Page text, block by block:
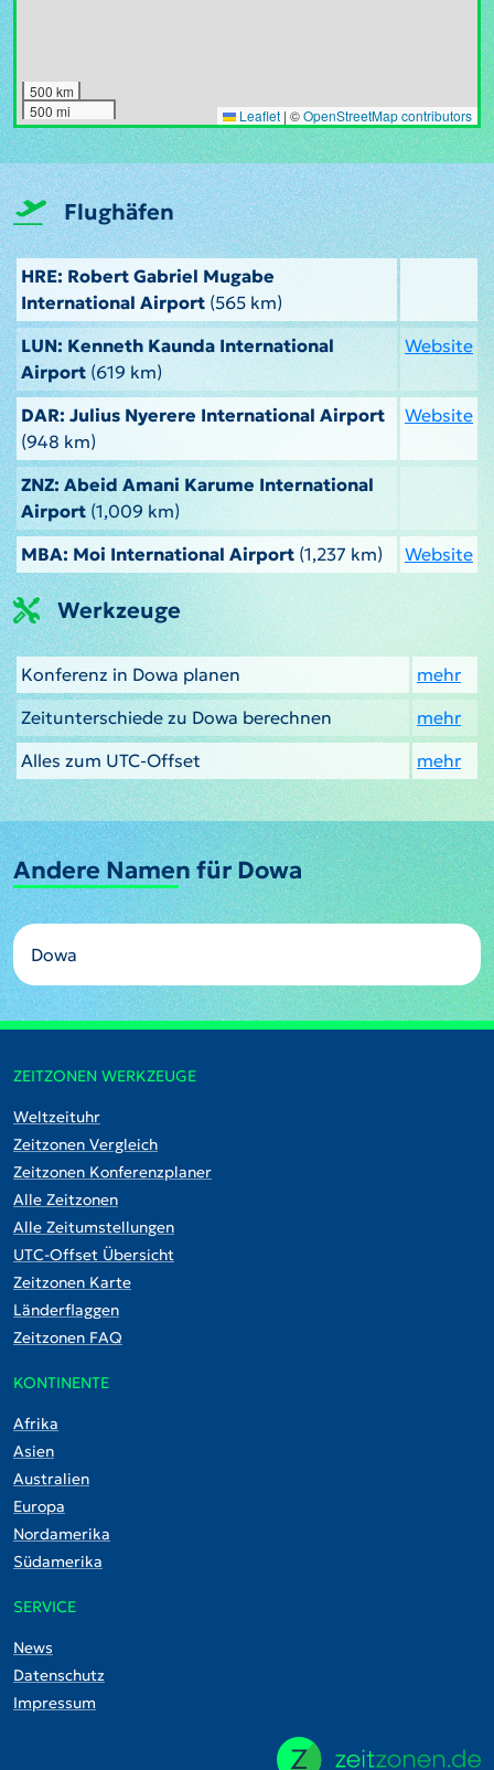
500 km
500 mi
Leaflet | ©OpenStreetMap contributors
Flughäfen
HRE: Robert Gabriel Mugabe
International Airport (565 km)
LUN: Kenneth Kaunda International
Airport(619 km)
Website
DAR: Julius Nyerere International Airport
(948 km)
Website
ZNZ: Abeid Amani Karume International
Airport(1,009 km)
MBA: Moi International Airport (1,237 km) Website
Werkzeuge
Konferenz in Dowa planen
mehr
Zeitunterschiede zu Dowa berechnen
mehr
Alles zum UTC-Offset
mehr
Andere Namen für Dowa
Dowa
ZEITZONEN WERKZEUGE
Weltzeituhr
Zeitzonen Vergleich
Zeitzonen Konferenzplaner
Alle Zeitzonen
Alle Zeitumstellungen
UTC-Offset Übersicht
Zeitzonen Karte
Länderflaggen
Zeitzonen FAQ
KONTINENTE
Afrika
Asien
Australien
Europa
Nordamerika
Südamerika
SERVICE
News
Datenschutz
Impressum